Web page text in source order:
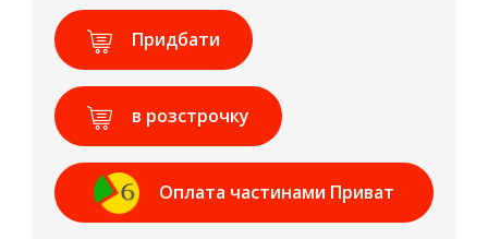
Придбати
в розстрочку
Оплата частинами Приват